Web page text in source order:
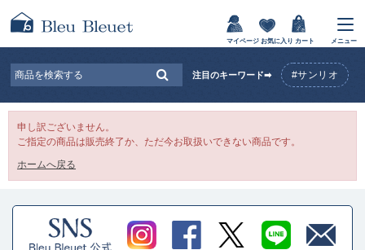
マイページ お気に入り カート メニュー
注目のキーワード➡ #サンリオ
申し訳ございません。
ご指定の商品は販売終了か、ただ今お取扱いできない商品です。
ホームへ戻る